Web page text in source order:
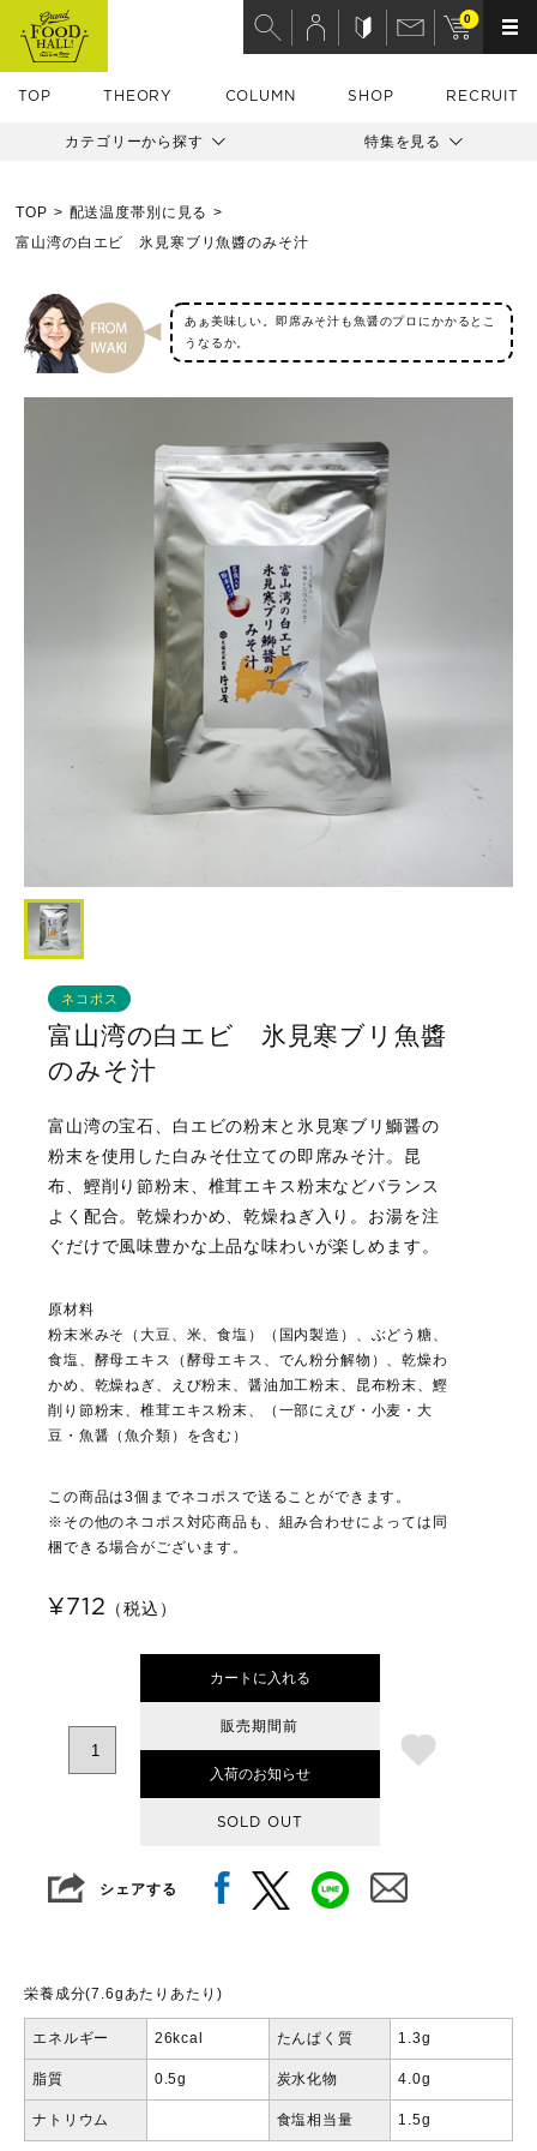
TOP THEORY COLUMN SHOP RECRUIT
0
カテゴリーから探す 特集を見る
TOP
配送温度帯別に見る
富山湾の白エビ 氷見寒ブリ魚醬のみそ汁
あぁ美味しい。即席みそ汁も魚醤のプロにかかるとこ
うなるか。
ネコポス
富山湾の白エビ 氷見寒ブリ魚醬
のみそ汁
富山湾の宝石、白エビの粉末と氷見寒ブリ鰤醤の
粉末を使用した白みそ仕立ての即席みそ汁。昆
布、鰹削り節粉末、椎茸エキス粉末などバランス
よく配合。乾燥わかめ、乾燥ねぎ入り。お湯を注
ぐだけで風味豊かな上品な味わいが楽しめます。
原材料
粉末米みそ（大豆、米、食塩）（国内製造）、ぶどう糖、
食塩、酵母エキス（酵母エキス、でん粉分解物）、乾燥わ
かめ、乾燥ねぎ、えび粉末、醤油加工粉末、昆布粉末、鰹
削り節粉末、椎茸エキス粉末、（一部にえび・小麦・大
豆・魚醤（魚介類）を含む）
この商品は3個までネコポスで送ることができます。
※その他のネコポス対応商品も、組み合わせによっては同
梱できる場合がございます。
¥712 （税込）
カートに入れる
販売期間前
入荷のお知らせ
SOLD OUT
シェアする
栄養成分(7.6gあたりあたり)
エネルギー 26kcal たんぱく質 1.3g
脂質 0.5g 炭水化物 4.0g
ナトリウム 食塩相当量 1.5g